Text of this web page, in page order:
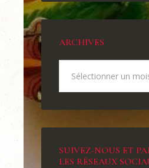
ARCHIVES
SUIVEZ-NOUS ET
LES RÉSEAUX